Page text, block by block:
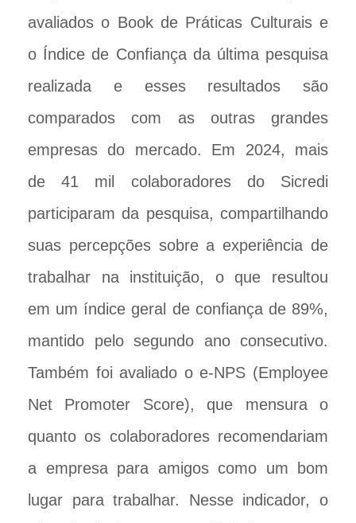
avaliados o Book de Práticas Culturais e
o Índice de Confiança da última pesquisa
realizada e esses resultados são
comparados com as outras grandes
empresas do mercado. Em 2024, mais
de 41 mil colaboradores do Sicredi
participaram da pesquisa, compartilhando
suas percepções sobre a experiência de
trabalhar na instituição, o que resultou
em um índice geral de confiança de 89%,
mantido pelo segundo ano consecutivo.
Também foi avaliado o e-NPS (Employee
Net Promoter Score), que mensura o
quanto os colaboradores recomendariam
a empresa para amigos como um bom
lugar para trabalhar. Nesse indicador, o